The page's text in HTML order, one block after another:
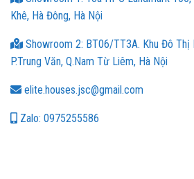
Khê, Hà Đông, Hà Nội
Showroom 2: BT06/TT3A. Khu Đô Thị
P.Trung Văn, Q.Nam Từ Liêm, Hà Nội
elite.houses.jsc@gmail.com
Zalo: 0975255586